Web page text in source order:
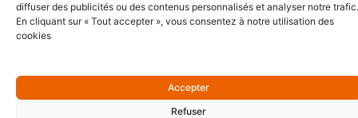
diffuser des publicités ou des contenus personnalisés et analyser notre trafic.
En cliquant sur « Tout accepter », vous consentez à notre utilisation des
cookies
Accepter
Refuser
Partenaires Argent